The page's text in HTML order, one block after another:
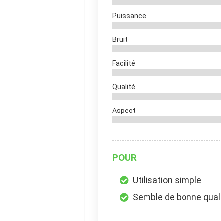
Puissance
Bruit
Facilité
Qualité
Aspect
POUR
Utilisation simple
Semble de bonne